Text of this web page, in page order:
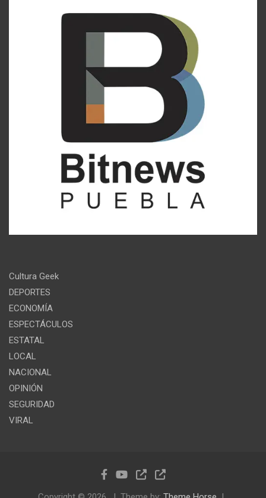
Cultura Geek
DEPORTES
ECONOMÍA
ESPECTÁCULOS
ESTATAL
LOCAL
NACIONAL
OPINIÓN
SEGURIDAD
VIRAL